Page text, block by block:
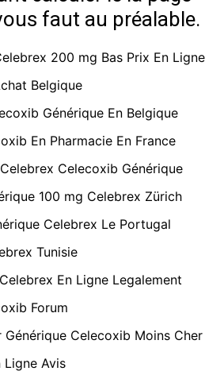
faut au préalable.
200 mg Bas Prix En Ligne
Belgique
Générique En Belgique
En Pharmacie En France
Celecoxib Générique
100 mg Celebrex Zürich
Celebrex Le Portugal
Tunisie
En Ligne Legalement
Forum
Générique Celecoxib Moins Cher
Ligne Avis